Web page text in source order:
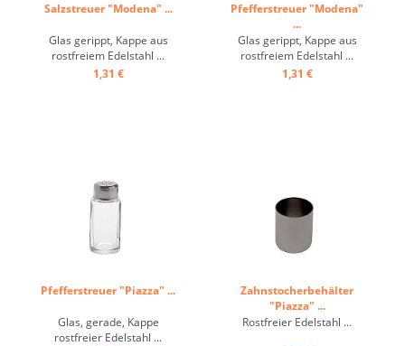
Salzstreuer "Modena" ...
Glas gerippt, Kappe aus
rostfreiem Edelstahl ...
1,31 €
Pfefferstreuer "Modena"
...
Glas gerippt, Kappe aus
rostfreiem Edelstahl ...
1,31 €
Pfefferstreuer "Piazza" ...
Glas, gerade, Kappe
rostfreier Edelstahl ...
Zahnstocherbehälter
"Piazza" ...
Rostfreier Edelstahl ...